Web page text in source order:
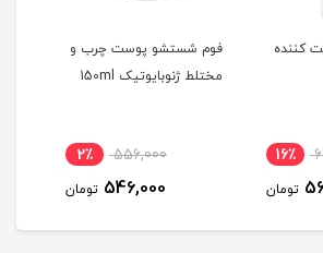
کننده
16٪
تومان
فوم شستشو پوست چرب و
مختلط ژنوبایوتیک 150ml
556,000 2٪
546,000 تومان